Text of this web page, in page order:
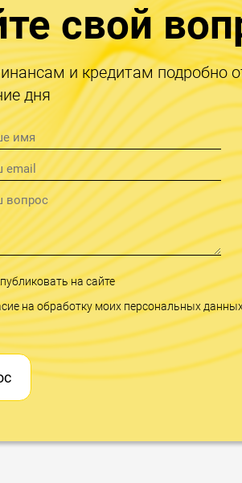
свой
и кредитам подробно
дня
на сайте
на обработку моих персональных